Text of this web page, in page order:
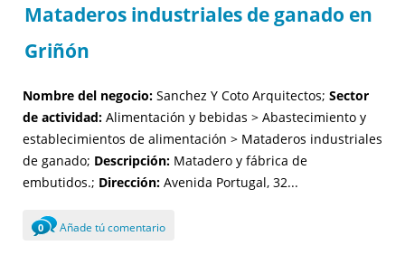
Mataderos industriales de ganado en
Griñón
Nombre del negocio: Sanchez Y Coto Arquitectos; Sector
de actividad: Alimentación y bebidas > Abastecimiento y
establecimientos de alimentación > Mataderos industriales
de ganado; Descripción: Matadero y fábrica de
embutidos.; Dirección: Avenida Portugal, 32...
0 Añade tú comentario